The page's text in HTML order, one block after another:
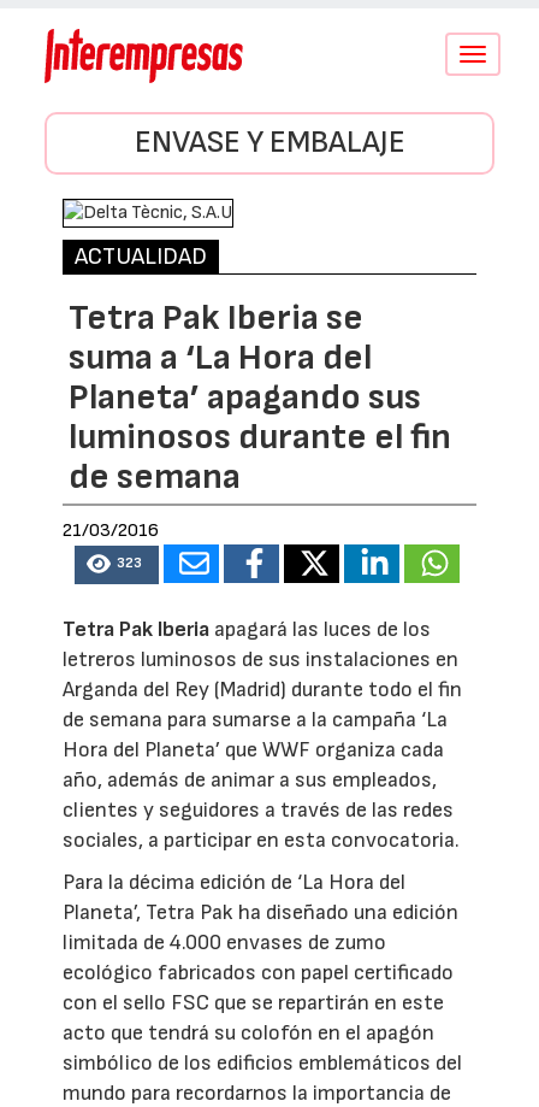
Conmutar
ENVASE Y EMBALAJE
ACTUALIDAD
Tetra Pak Iberia se
suma a ‘La Hora del
Planeta’ apagando sus
luminosos durante el fin
de semana
21/03/2016
323
Tetra Pak Iberia apagará las luces de los
letreros luminosos de sus instalaciones en
Arganda del Rey (Madrid) durante todo el fin
de semana para sumarse a la campaña ‘La
Hora del Planeta’ que WWF organiza cada
año, además de animar a sus empleados,
clientes y seguidores a través de las redes
sociales, a participar en esta convocatoria.
Para la décima edición de ‘La Hora del
Planeta’, Tetra Pak ha diseñado una edición
limitada de 4.000 envases de zumo
ecológico fabricados con papel certificado
con el sello FSC que se repartirán en este
acto que tendrá su colofón en el apagón
simbólico de los edificios emblemáticos del
mundo para recordarnos la importancia de